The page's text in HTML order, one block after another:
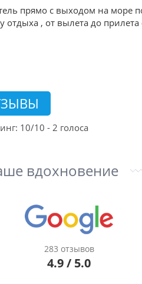
прямо с выходом на море
, от вылета до прилета
10/10 - 2 голоса
вдохновение
283 отзывов
4.9 / 5.0